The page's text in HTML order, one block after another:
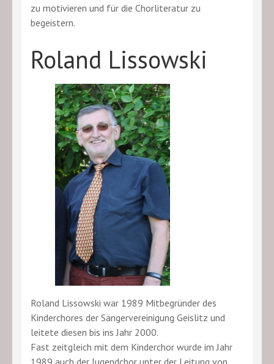
zu motivieren und für die Chorliteratur zu
begeistern.
Roland Lissowski
Roland Lissowski war 1989 Mitbegründer des
Kinderchores der Sängervereinigung Geislitz und
leitete diesen bis ins Jahr 2000.
Fast zeitgleich mit dem Kinderchor wurde im Jahr
1989 auch der Jugendchor unter der Leitung von